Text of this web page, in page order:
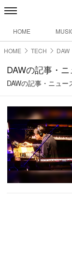
HOME
HOME TECH DAW
DAWの記事・
DAWの記事・ニュー